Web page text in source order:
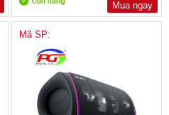
Mua ngay
Mã SP: